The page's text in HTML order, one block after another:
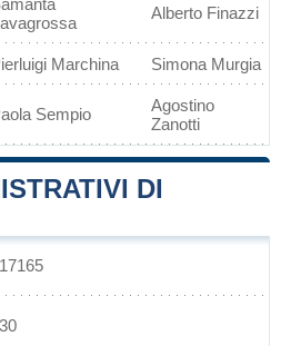
Alberto Finazzi
Marchina Simona Murgia
Sempio
Agostino
Zanotti
DI